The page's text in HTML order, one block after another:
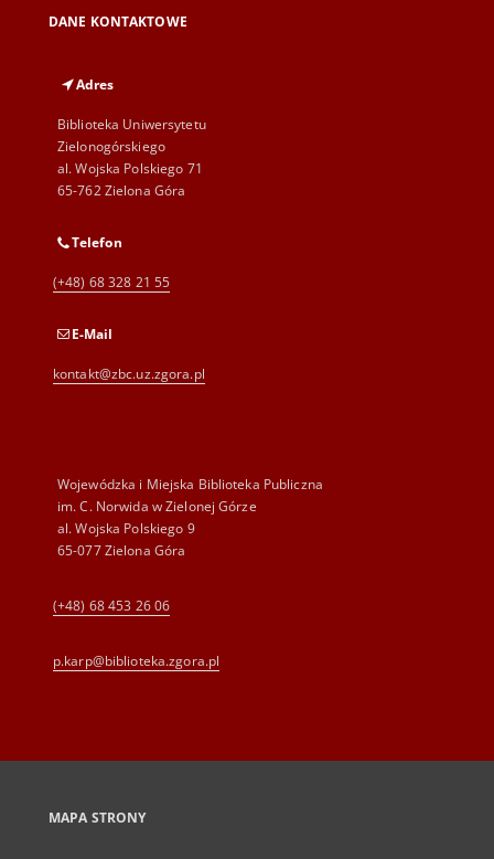
DANE KONTAKTOWE
Adres
Biblioteka Uniwersytetu
Zielonogórskiego
al. Wojska Polskiego 71
65-762 Zielona Góra
Telefon
(+48) 68 328 21 55
E-Mail
kontakt@zbc.uz.zgora.pl
Wojewódzka i Miejska Biblioteka Publiczna
im. C. Norwida w Zielonej Górze
al. Wojska Polskiego 9
65-077 Zielona Góra
(+48) 68 453 26 06
p.karp@biblioteka.zgora.pl
MAPA STRONY